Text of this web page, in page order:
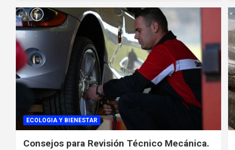
ECOLOGIA Y BIENESTAR
Consejos para Revisión Técnico Mecánica.